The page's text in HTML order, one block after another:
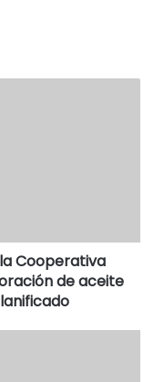
Cooperativa
de aceite